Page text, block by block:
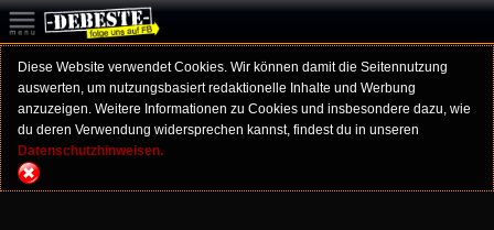
Diese Website verwendet Cookies. Wir können damit die Seitennutzung
auswerten, um nutzungsbasiert redaktionelle Inhalte und Werbung
anzuzeigen. Weitere Informationen zu Cookies und insbesondere dazu, wie
du deren Verwendung widersprechen kannst, findest du in unseren
Datenschutzhinweisen.